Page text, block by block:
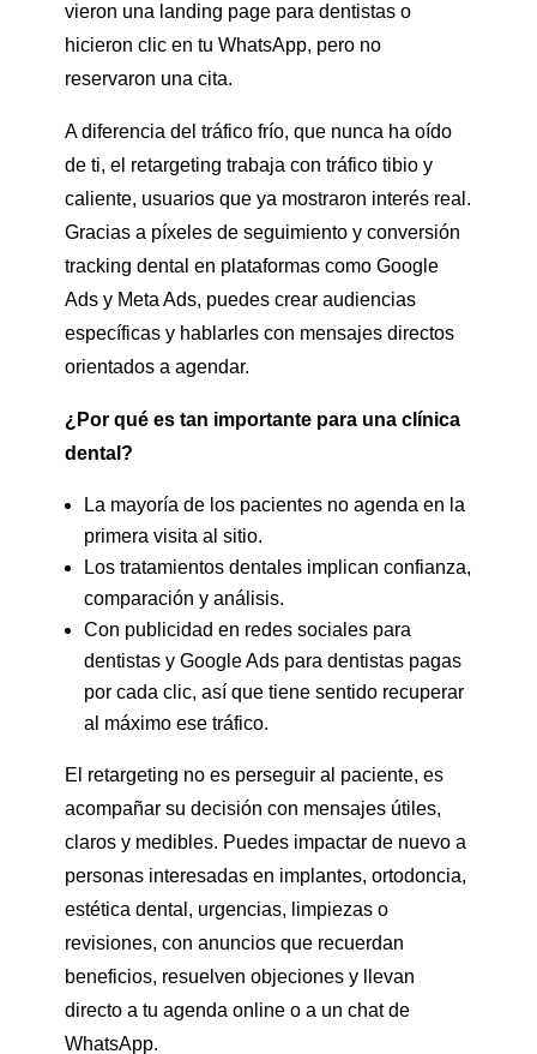
vieron una landing page para dentistas o
hicieron clic en tu WhatsApp, pero no
reservaron una cita.
A diferencia del tráfico frío, que nunca ha oído
de ti, el retargeting trabaja con tráfico tibio y
caliente, usuarios que ya mostraron interés real.
Gracias a píxeles de seguimiento y conversión
tracking dental en plataformas como Google
Ads y Meta Ads, puedes crear audiencias
específicas y hablarles con mensajes directos
orientados a agendar.
¿Por qué es tan importante para una clínica
dental?
La mayoría de los pacientes no agenda en la
primera visita al sitio.
Los tratamientos dentales implican confianza,
comparación y análisis.
Con publicidad en redes sociales para
dentistas y Google Ads para dentistas pagas
por cada clic, así que tiene sentido recuperar
al máximo ese tráfico.
El retargeting no es perseguir al paciente, es
acompañar su decisión con mensajes útiles,
claros y medibles. Puedes impactar de nuevo a
personas interesadas en implantes, ortodoncia,
estética dental, urgencias, limpiezas o
revisiones, con anuncios que recuerdan
beneficios, resuelven objeciones y llevan
directo a tu agenda online o a un chat de
WhatsApp.